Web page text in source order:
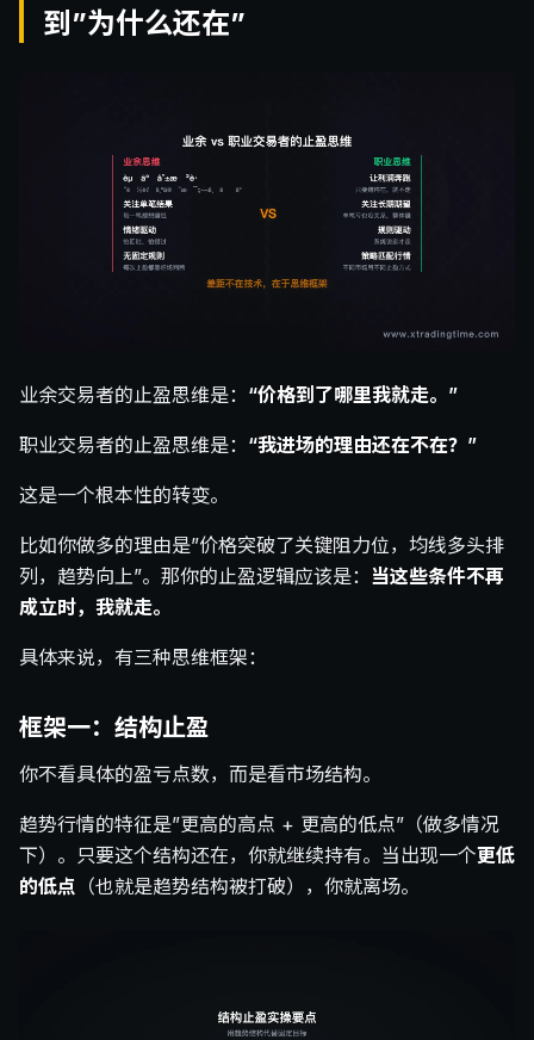
到”为什么还在”
业余交易者的止盈思维是： “价格到了哪里我就走。”
职业交易者的止盈思维是： “我进场的理由还在不在？”
这是一个根本性的转变。
比如你做多的理由是”价格突破了关键阻力位，均线多头排
列，趋势向上”。那你的止盈逻辑应该是： 当这些条件不再
成立时，我就走。
具体来说，有三种思维框架：
框架一：结构止盈
你不看具体的盈亏点数，而是看市场结构。
趋势行情的特征是”更高的高点 + 更高的低点”（做多情况
下）。只要这个结构还在，你就继续持有。当出现一个更低
的低点 （也就是趋势结构被打破），你就离场。